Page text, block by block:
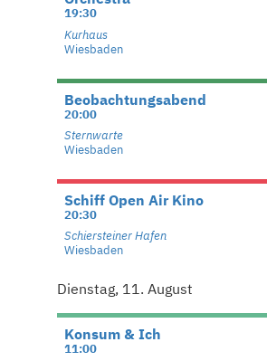
19:30
Kurhaus
Wiesbaden
Beobachtungsabend
20:00
Sternwarte
Wiesbaden
Schiff Open Air Kino
20:30
Schiersteiner Hafen
Wiesbaden
Dienstag, 11. August
Konsum & Ich
11:00